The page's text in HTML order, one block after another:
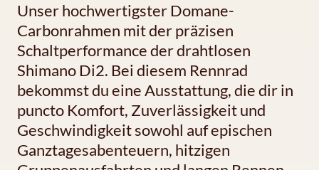
Unser hochwertigster Domane-
Carbonrahmen mit der präzisen
Schaltperformance der drahtlosen
Shimano Di2. Bei diesem Rennrad
bekommst du eine Ausstattung, die dir in
puncto Komfort, Zuverlässigkeit und
Geschwindigkeit sowohl auf epischen
Ganztagesabenteuern, hitzigen